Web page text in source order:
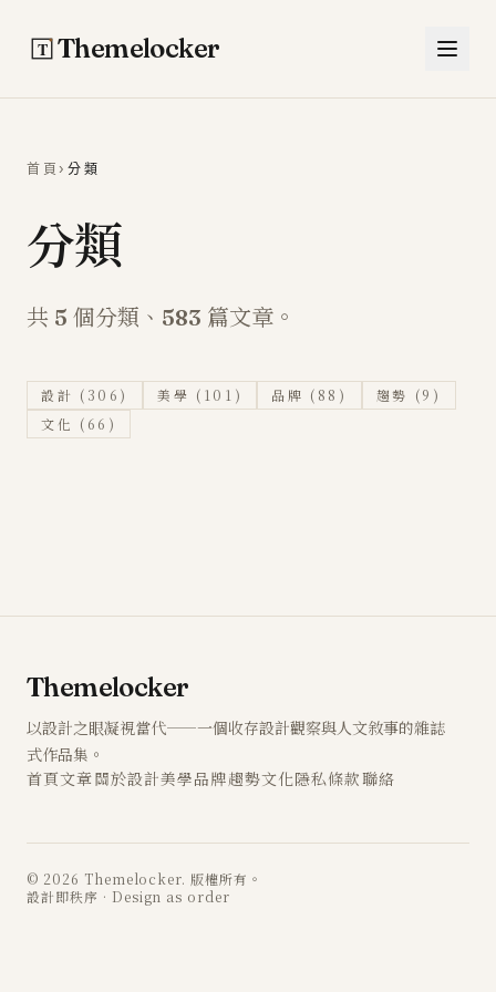
Themelocker
首頁› 分類
分類
共 5 個分類、 583 篇文章。
設計 (306) 美學 (101) 品牌 (88) 趨勢 (9)
文化 (66)
Themelocker
以設計之眼凝視當代——一個收存設計觀察與人文敘事的雜誌
式作品集。
首頁文章關於設計美學品牌趨勢文化隱私條款聯絡
© 2026 Themelocker. 版權所有。
設計即秩序 · Design as order